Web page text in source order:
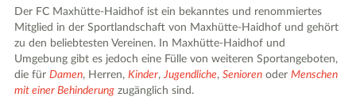
Der FC Maxhütte-Haidhof ist ein bekanntes und renommiertes
Mitglied in der Sportlandschaft von Maxhütte-Haidhof und gehört
zu den beliebtesten Vereinen. In Maxhütte-Haidhof und
Umgebung gibt es jedoch eine Fülle von weiteren Sportangeboten,
die fürDamen, Herren,Kinder,Jugendliche,Senioren oderMenschen
mit einer Behinderung zugänglich sind.